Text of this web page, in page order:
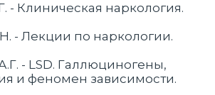
- Клиническая наркология.
- Лекции по наркологии.
- LSD. Галлюциногены,
и феномен зависимости.